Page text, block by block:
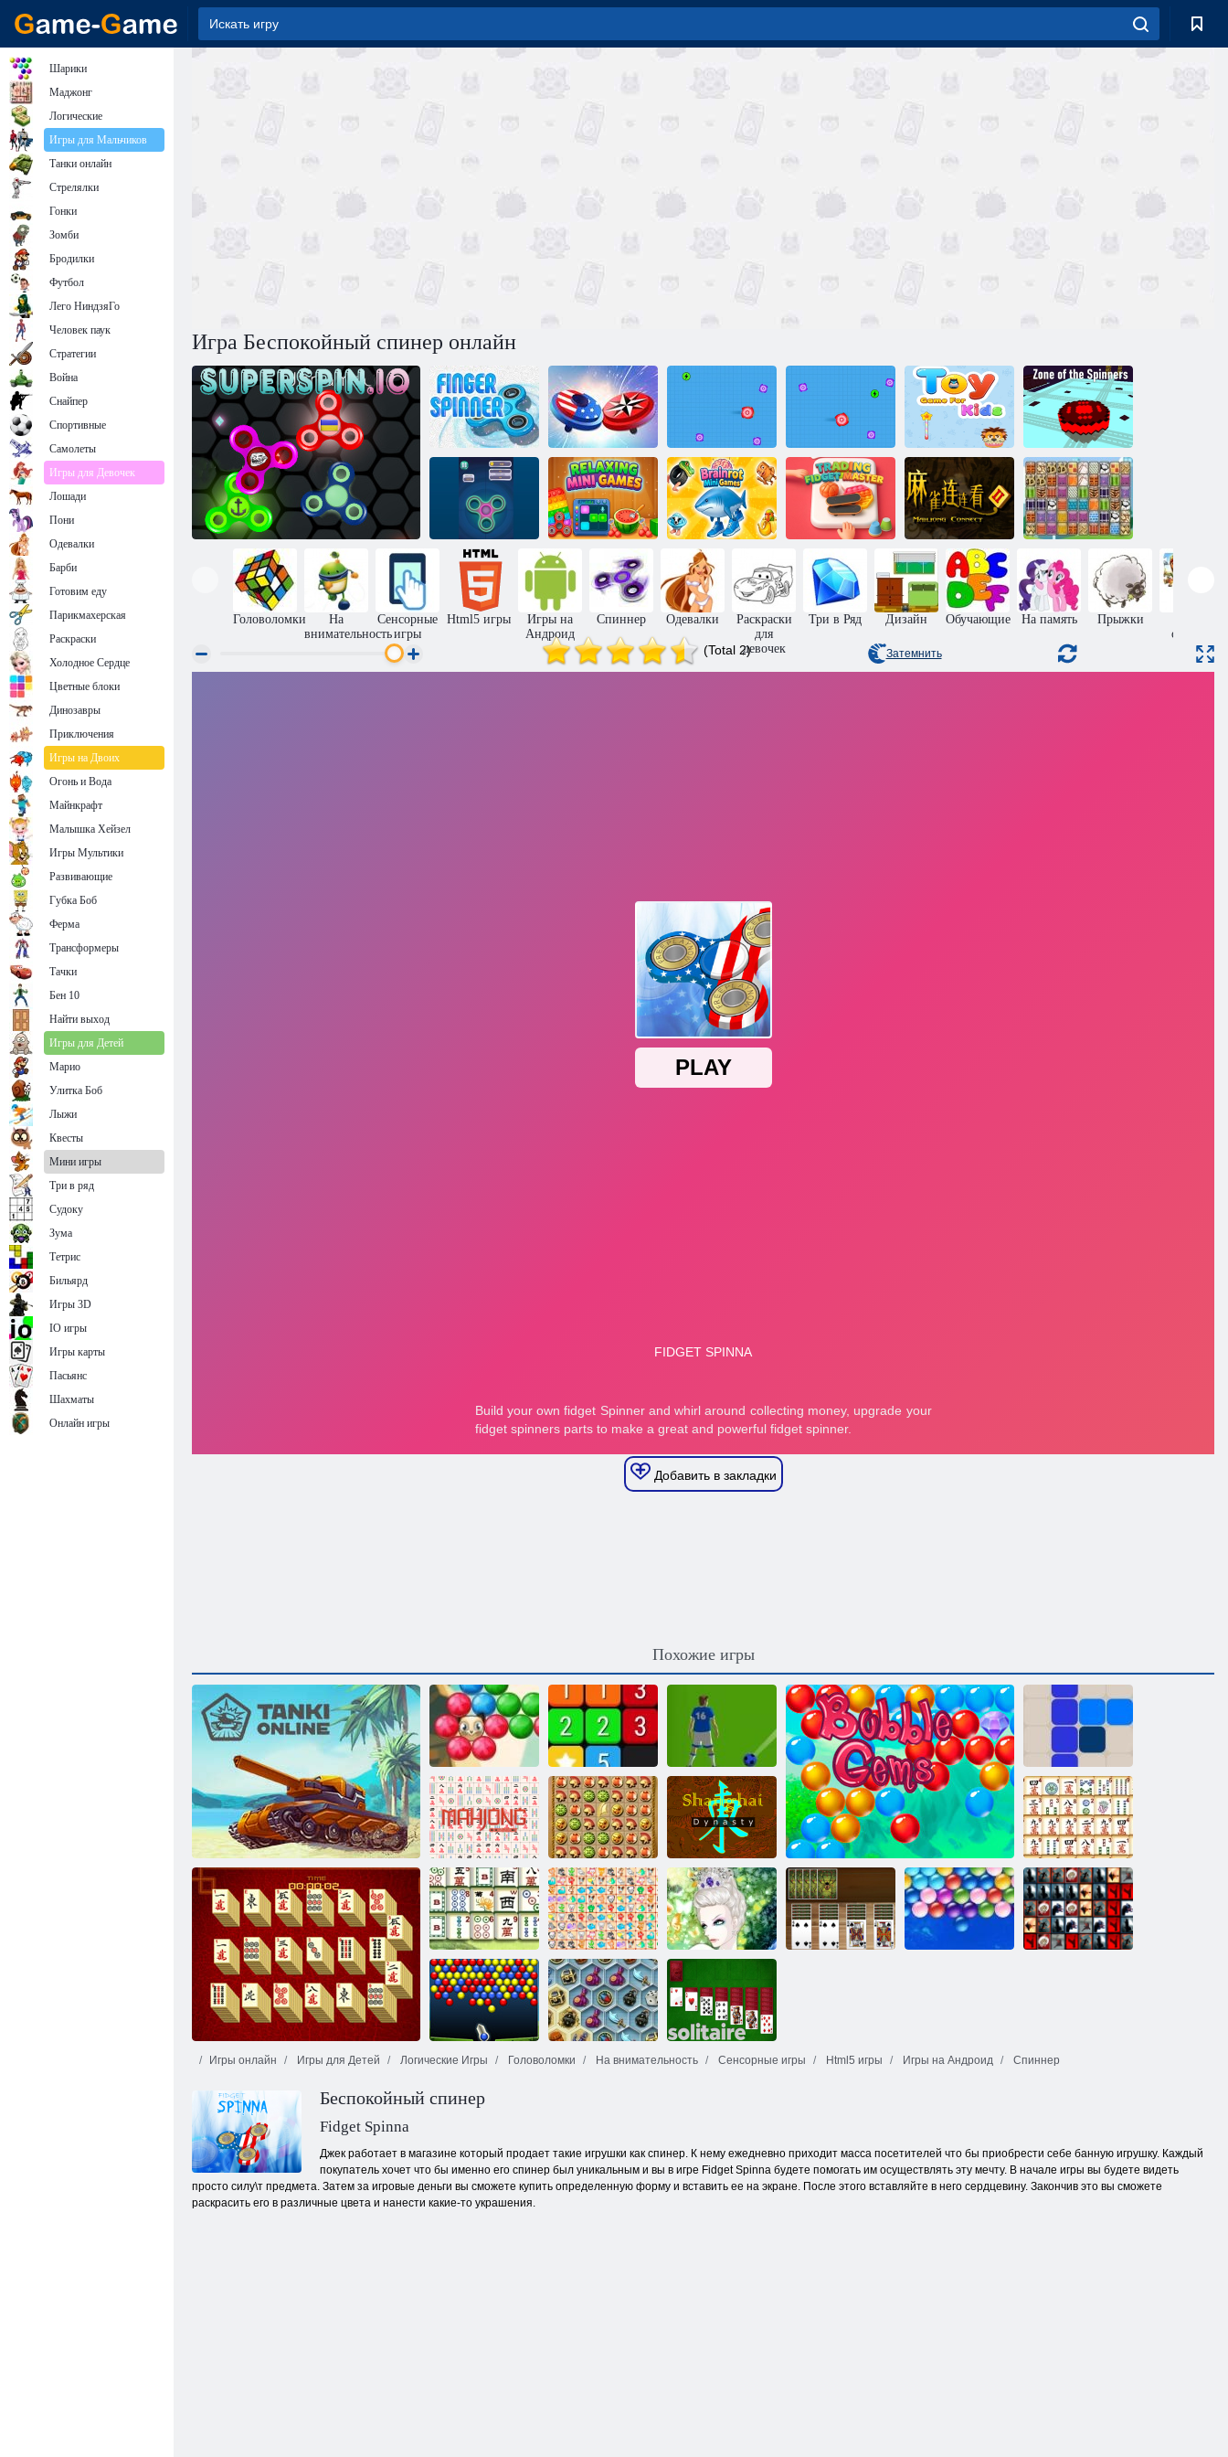
Игра Беспокойный спинер онлайн
Спиннер пальца Спиннер Спиннер Квест Турбо Спиннер
Игрушка для
детей
Зона спиннеров
Ручной спиннер
Расслабляющие
мини-игры
Брейнрот
Мини-игры
Мастер
торговли
фиджетами
Маджонг
Коннект 2
Парные узоры
Головоломки
На
внимательность
Сенсорные
игры
Html5 игры
Игры на
Андроид
Спиннер Одевалки
Раскраски
для
девочек
Три в Ряд Дизайн Обучающие На память Прыжки
онлайн
(Total 2) Затемнить
Добавить в закладки
Похожие игры
Танки Онлайн
Стрелок
пузыря: Сага 2
Соединить
Футбольные
пузыри
1212!
Лучший
классический
маджонг
Возвращение
Атлантиды
Ежедневный маджонг
Шанхайская
династия
Маджонг линк
Китайский
маджонг
Сказочные
питомцы связь
Снежная
королева 2
Энергичные
шарики
Игры онлайн Игры для Детей Логические Игры Головоломки На внимательность Сенсорные игры Html5 игры Игры на Андроид Спиннер
Беспокойный спинер
Fidget Spinna
Джек работает в магазине который продает такие игрушки как спинер. К нему ежедневно приходит масса посетителей что бы приобрести себе банную игрушку. Каждый
покупатель хочет что бы именно его спинер был уникальным и вы в игре Fidget Spinna будете помогать им осуществлять эту мечту. В начале игры вы будете видеть
просто силу\т предмета. Затем за игровые деньги вы сможете купить определенную форму и вставить ее на экране. После этого вставляйте в него сердцевину. Закончив это вы сможете
раскрасить его в различные цвета и нанести какие-то украшения.
Шарики
Маджонг
Логические
Игры для Мальчиков
Танки онлайн
Стрелялки
Гонки
Зомби
Бродилки
Футбол
Лего НиндзяГо
Человек паук
Стратегии
Война
Снайпер
Спортивные
Самолеты
Игры для Девочек
Лошади
Пони
Одевалки
Барби
Готовим еду
Парикмахерская
Раскраски
Холодное Сердце
Цветные блоки
Динозавры
Приключения
Игры на Двоих
Огонь и Вода
Майнкрафт
Малышка Хейзел
Игры Мультики
Развивающие
Губка Боб
Ферма
Трансформеры
Тачки
Бен 10
Найти выход
Игры для Детей
Марио
Улитка Боб
Лыжи
Квесты
Мини игры
Три в ряд
Судоку
Зума
Тетрис
Бильярд
Игры 3D
IO игры
Игры карты
Пасьянс
Шахматы
Онлайн игры